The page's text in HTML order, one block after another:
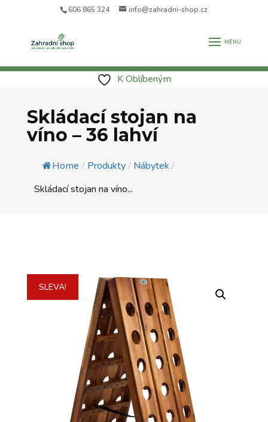
606 865 324 info@zahradni-shop.cz
K Oblíbeným
Skládací stojan na
víno – 36 lahví
Home / Produkty/ Nábytek /
Skládací stojan na víno...
SLEVA!